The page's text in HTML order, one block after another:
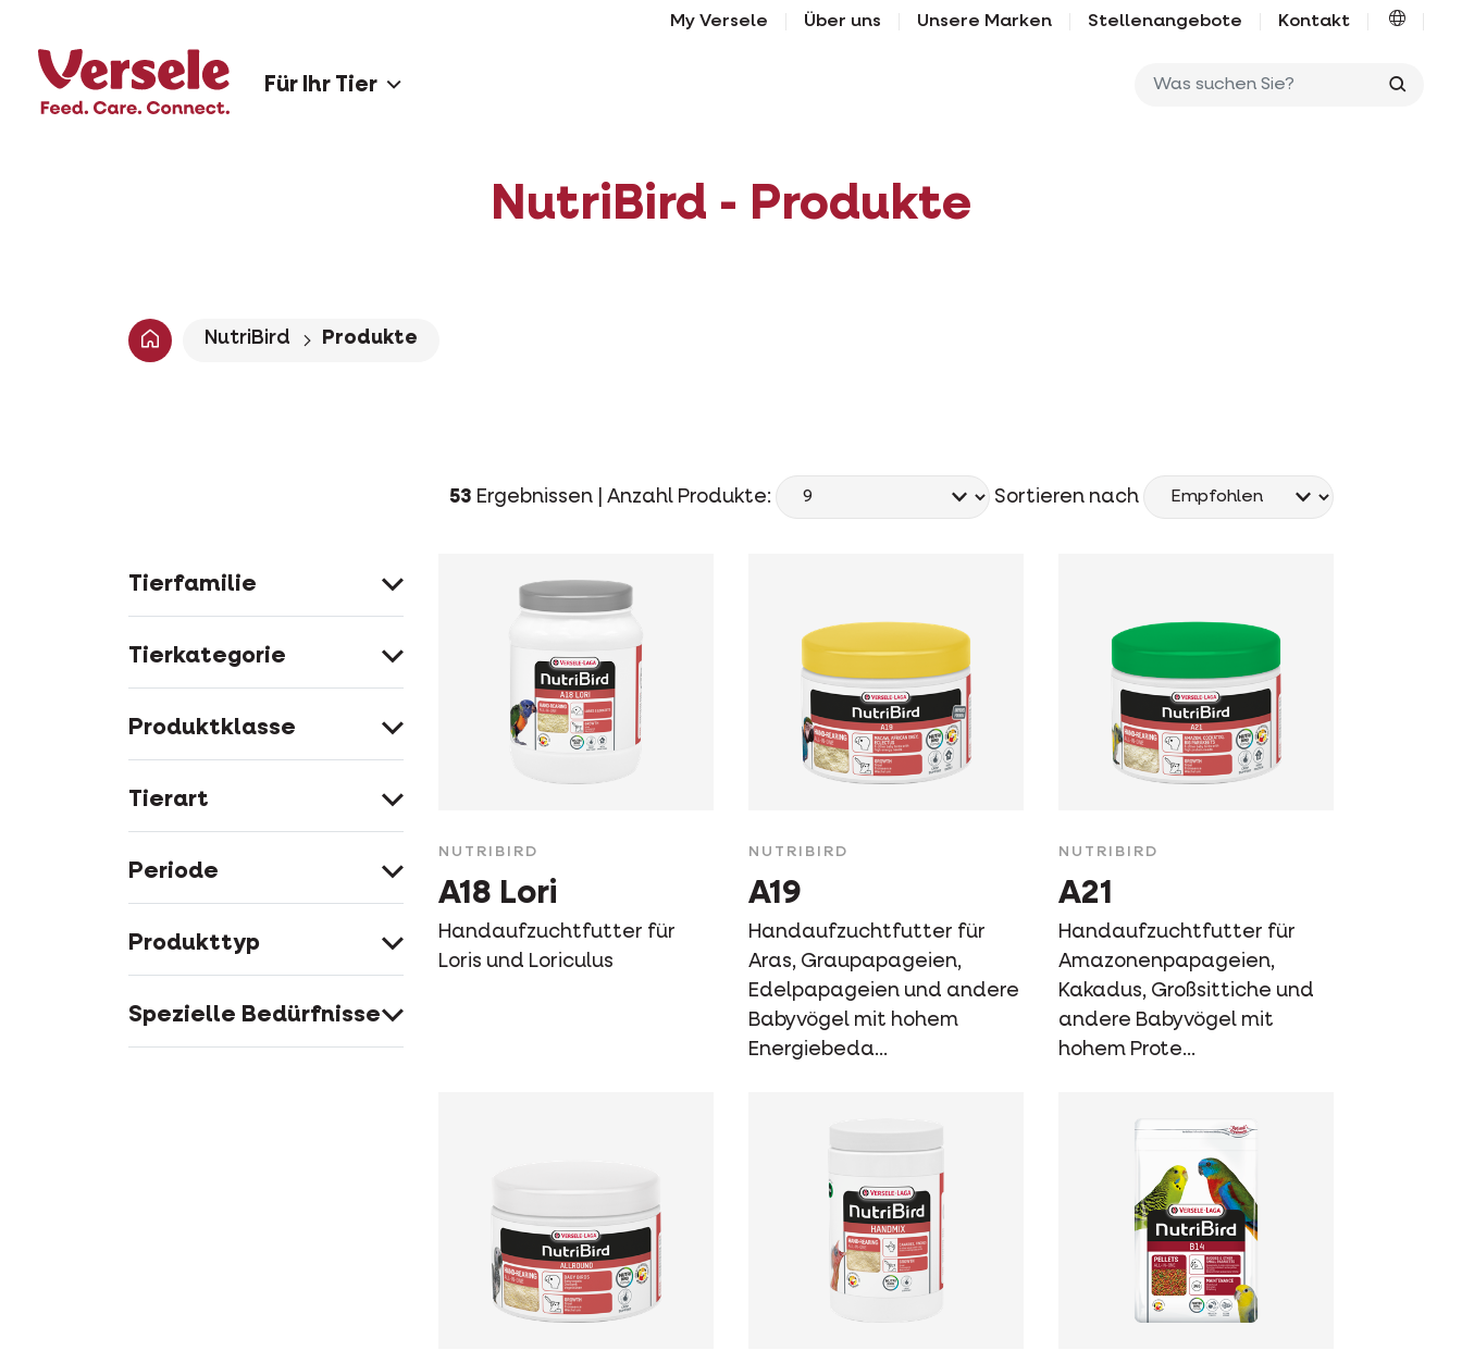
My Versele Über uns Unsere Marken Stellenangebote Kontakt
Für Ihr Tier
NutriBird - Produkte
NutriBird Produkte
53 Ergebnissen | Anzahl Produkte: Sortieren nach
Tierfamilie
Tierkategorie
Produktklasse
Tierart
Periode
Produkttyp
Spezielle Bedürfnisse
NUTRIBIRD
A18 Lori
Handaufzuchtfutter für
Loris und Loriculus
NUTRIBIRD
A19
Handaufzuchtfutter für
Aras, Graupapageien,
Edelpapageien und andere
Babyvögel mit hohem
Energiebeda...
NUTRIBIRD
A21
Handaufzuchtfutter für
Amazonenpapageien,
Kakadus, Großsittiche und
andere Babyvögel mit
hohem Prote...